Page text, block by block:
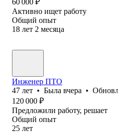
Активно ищет работу
Общий опыт
18 лет 2 месяца
Инженер ПТО
47 лет • Была вчера •
120 000 ₽
Предложили работу, решает
Общий опыт
25 лет